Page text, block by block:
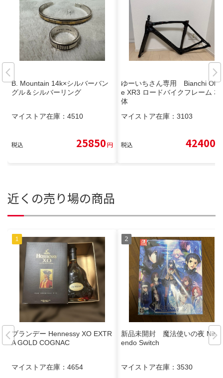
B. Mountain 14k×シルバーバン
グル＆シルバーリング
マイストア在庫： 4510
税込 25850円
ゆーいちさん専用 Bianchi Oltr
e XR3 ロードバイクフレーム 本
体
マイストア在庫： 3103
税込 42400
近くの売り場の商品
ブランデー Hennessy XO EXTR
A GOLD COGNAC
マイストア在庫： 4654
新品未開封 魔法使いの夜 Nint
endo Switch
マイストア在庫： 3530